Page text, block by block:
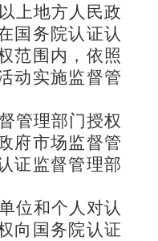
上地方人民政
国务院认证认
范围内，依照
动实施监督管
管理部门授权
府市场监督管
证监督管理部
位和个人对认
向国务院认证